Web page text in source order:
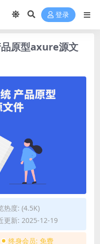
登录
品原型axure源文
热度: (4.5K)
更新: 2025-12-19
终身会员: 免费